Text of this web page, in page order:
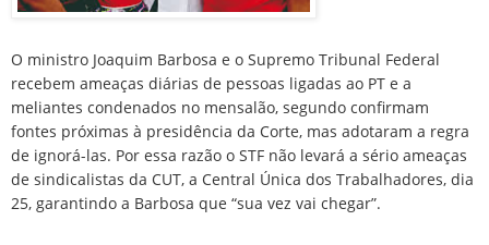
O ministro Joaquim Barbosa e o Supremo Tribunal Federal
recebem ameaças diárias de pessoas ligadas ao PT e a
meliantes condenados no mensalão, segundo confirmam
fontes próximas à presidência da Corte, mas adotaram a regra
de ignorá-las. Por essa razão o STF não levará a sério ameaças
de sindicalistas da CUT, a Central Única dos Trabalhadores, dia
25, garantindo a Barbosa que “sua vez vai chegar”.